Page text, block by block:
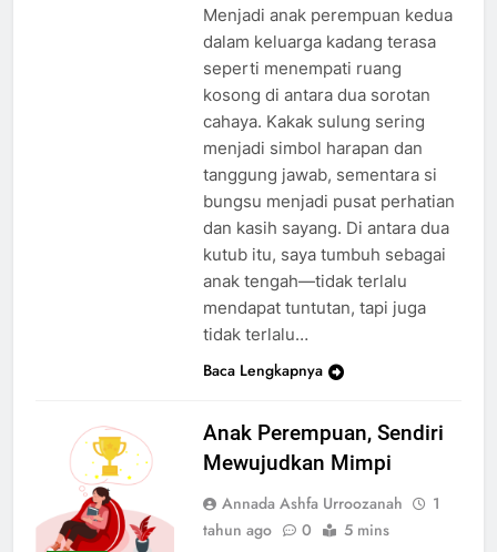
Menjadi anak perempuan kedua
dalam keluarga kadang terasa
seperti menempati ruang
kosong di antara dua sorotan
cahaya. Kakak sulung sering
menjadi simbol harapan dan
tanggung jawab, sementara si
bungsu menjadi pusat perhatian
dan kasih sayang. Di antara dua
kutub itu, saya tumbuh sebagai
anak tengah—tidak terlalu
mendapat tuntutan, tapi juga
tidak terlalu…
Baca Lengkapnya
Anak Perempuan, Sendiri
Mewujudkan Mimpi
Annada Ashfa Urroozanah
1
tahun ago
0 5 mins